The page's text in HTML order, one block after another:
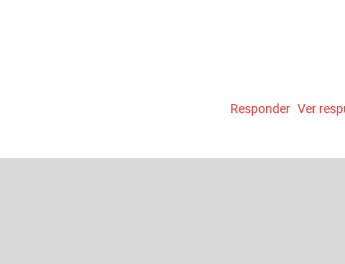
Responder Ver